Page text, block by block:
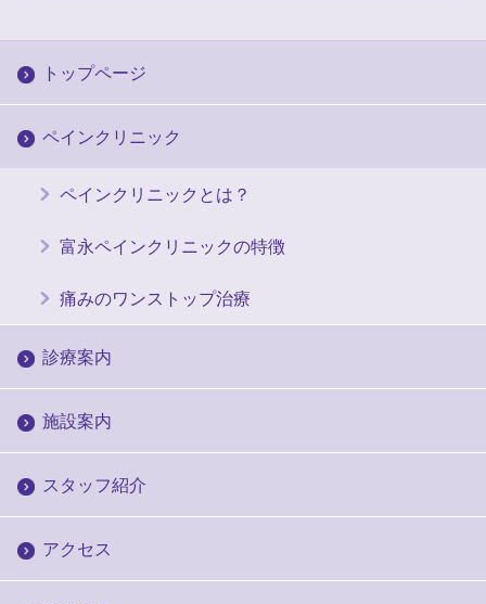
トップページ
ペインクリニック
ペインクリニックとは？
富永ペインクリニックの特徴
痛みのワンストップ治療
診療案内
施設案内
スタッフ紹介
アクセス